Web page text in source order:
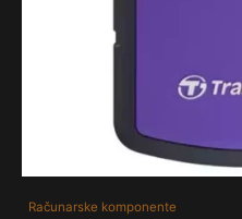
Računarske komponente